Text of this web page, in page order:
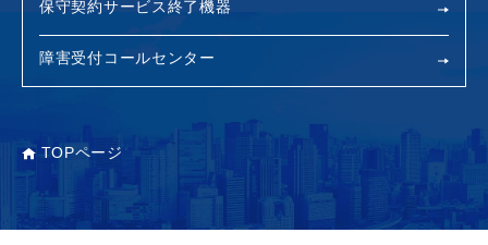
保守契約サービス終了機器
障害受付コールセンター
TOPページ